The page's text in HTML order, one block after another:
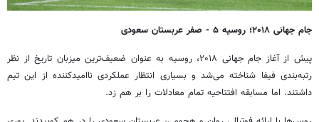
جام جهانی ۲۰۱۸؛ روسیه ۵ - صفر عربستان سعودی
پیش از آغاز جام جهانی ۲۰۱۸، روسیه به عنوان ضعیف‌ترین میزبان تاریخ از نظر
رتبه‌بندی فیفا شناخته می‌شد و بسیاری انتظار عملکردی ناامیدکننده از این تیم
داشتند. اما مسابقه افتتاحیه تمام معادلات را بر هم زد.